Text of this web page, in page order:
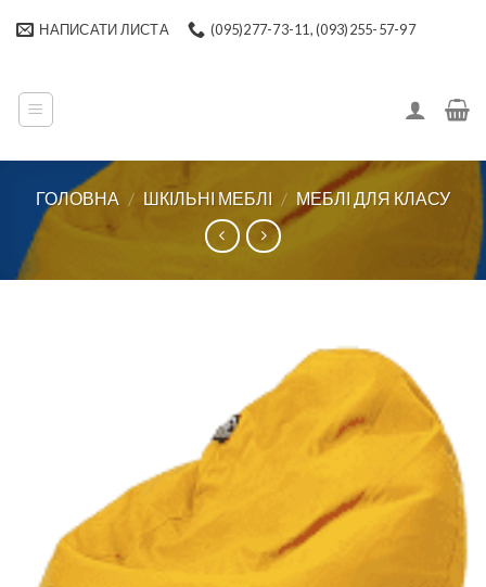
НАПИСАТИ ЛИСТА (095)277-73-11, (093)255-57-97
ГОЛОВНА / ШКІЛЬНІ МЕБЛІ / МЕБЛІ ДЛЯ КЛАСУ